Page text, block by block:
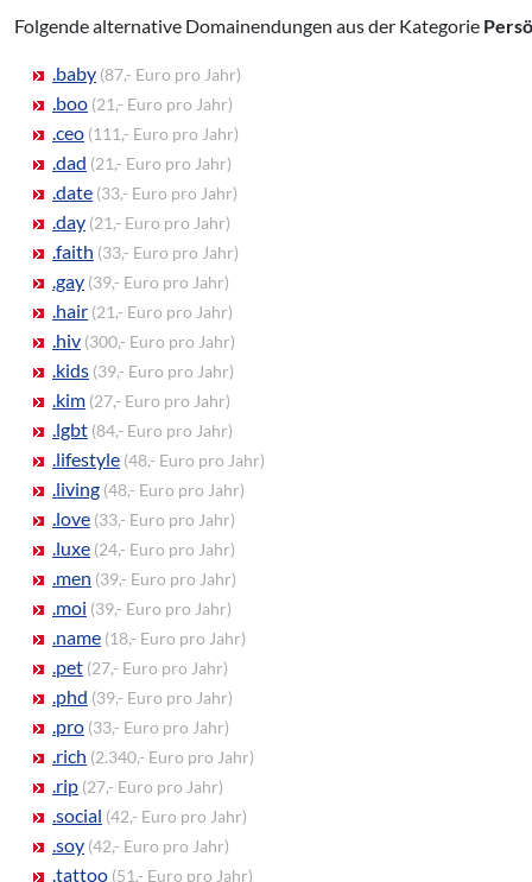
Folgende alternative Domainendungen aus der Kategorie
.baby (87,- Euro pro Jahr)
.boo (21,- Euro pro Jahr)
.ceo (111,- Euro pro Jahr)
.dad (21,- Euro pro Jahr)
.date (33,- Euro pro Jahr)
.day (21,- Euro pro Jahr)
.faith (33,- Euro pro Jahr)
.gay (39,- Euro pro Jahr)
.hair (21,- Euro pro Jahr)
.hiv (300,- Euro pro Jahr)
.kids (39,- Euro pro Jahr)
.kim (27,- Euro pro Jahr)
.lgbt (84,- Euro pro Jahr)
.lifestyle (48,- Euro pro Jahr)
.living (48,- Euro pro Jahr)
.love (33,- Euro pro Jahr)
.luxe (24,- Euro pro Jahr)
.men (39,- Euro pro Jahr)
.moi (39,- Euro pro Jahr)
.name (18,- Euro pro Jahr)
.pet (27,- Euro pro Jahr)
.phd (39,- Euro pro Jahr)
.pro (33,- Euro pro Jahr)
.rich (2.340,- Euro pro Jahr)
.rip (27,- Euro pro Jahr)
.social (42,- Euro pro Jahr)
.soy (42,- Euro pro Jahr)
.tattoo (51,- Euro pro Jahr)